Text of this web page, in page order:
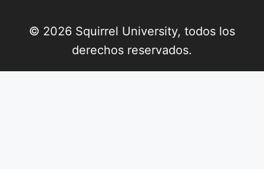
© 2026 Squirrel University, todos los
derechos reservados.